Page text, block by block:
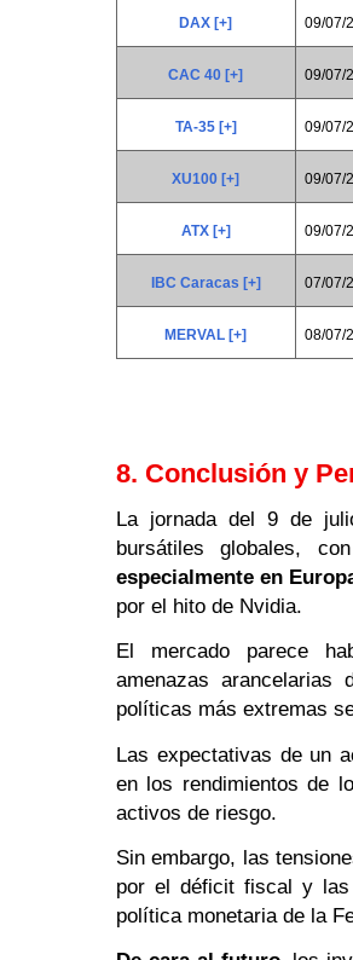
DAX [+] 09/07/
CAC 40 [+] 09/07/
TA-35 [+] 09/07/
XU100 [+] 09/07/
ATX [+] 09/07/
IBC Caracas [+] 07/07/
MERVAL [+] 08/07/
8. Conclusión y
La jornada del 9 de
bursátiles globales,
especialmente en
por el hito de Nvidia.
El mercado parece
amenazas arancelarias
políticas más extremas
Las expectativas de un
en los rendimientos de
activos de riesgo.
Sin embargo, las
por el déficit fiscal y las
política monetaria de la